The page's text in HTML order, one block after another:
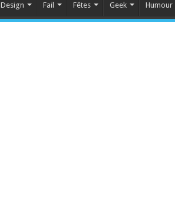
Design Fail Fêtes Geek Humour